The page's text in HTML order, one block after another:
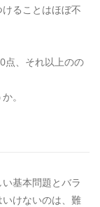
ることはほぼ不
点、それ以上のの
。
基本問題とバラ
けないのは、難